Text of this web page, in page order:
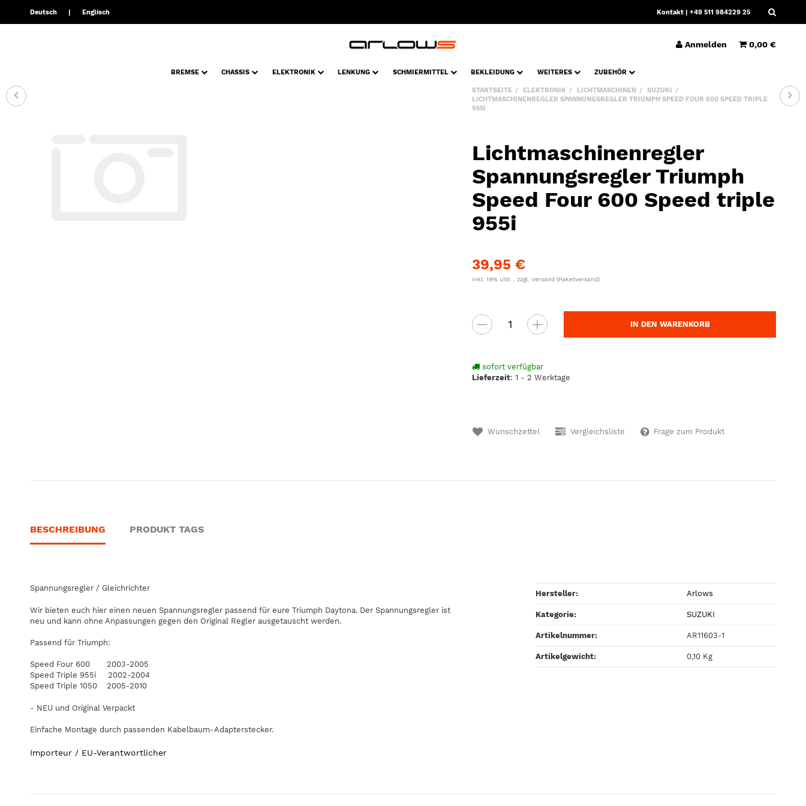
Deutsch Englisch Kontakt | +49 511 984229 25
Anmelden 0,00 €
BREMSE CHASSIS ELEKTRONIK LENKUNG SCHMIERMITTEL BEKLEIDUNG WEITERES ZUBEHÖR
STARTSEITE ELEKTRONIK LICHTMASCHINEN
SUZUKI
LICHTMASCHINENREGLER SPANNUNGSREGLER TRIUMPH SPEED FOUR 600 SPEED TRIPLE
955I
Lichtmaschinenregler
Spannungsregler Triumph
Speed Four 600 Speed triple
955i
39,95 €
inkl. 19% USt. , zzgl.Versand(Paketversand)
IN DEN WARENKORB
sofort verfügbar
Lieferzeit:1 - 2 Werktage
Wunschzettel Vergleichsliste Frage zum Produkt
BESCHREIBUNG PRODUKT TAGS
Spannungsregler / Gleichrichter
Wir bieten euch hier einen neuen Spannungsregler passend für eure Triumph Daytona. Der Spannungsregler ist
neu und kann ohne Anpassungen gegen den Original Regler ausgetauscht werden.
Passend für Triumph:
Speed Four 600 2003-2005
Speed Triple 955i 2002-2004
Speed Triple 1050 2005-2010
- NEU und Original Verpackt
Einfache Montage durch passenden Kabelbaum-Adapterstecker.
Hersteller: Arlows
Kategorie: SUZUKI
Artikelnummer: AR11603-1
Artikelgewicht‍: 0,10 Kg
Importeur / EU-Verantwortlicher